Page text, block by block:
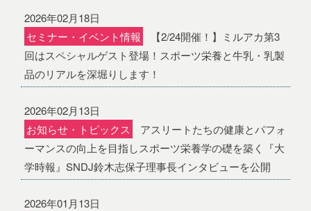
2026年02月18日
セミナー・イベント情報
【2/24開催！】ミルアカ第3
回はスペシャルゲスト登場！スポーツ栄養と牛乳・乳製
品のリアルを深堀りします！
2026年02月13日
お知らせ・トピックス
アスリートたちの健康とパフォ
ーマンスの向上を目指しスポーツ栄養学の礎を築く『大
学時報』SNDJ鈴木志保子理事長インタビューを公開
2026年01月13日